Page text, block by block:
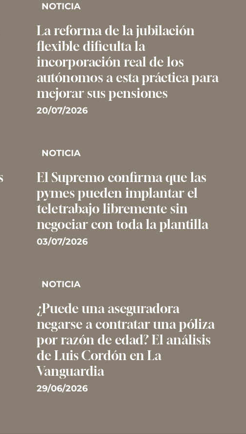
NOTICIA
La reforma de la jubilación
flexible dificulta la
incorporación real de los
autónomos a esta práctica para
mejorar sus pensiones
20/07/2026
NOTICIA
El Supremo confirma que las
pymes pueden implantar el
teletrabajo libremente sin
negociar con toda la plantilla
03/07/2026
NOTICIA
¿Puede una aseguradora
negarse a contratar una póliza
por razón de edad? El análisis
de Luis Cordón en La
Vanguardia
29/06/2026